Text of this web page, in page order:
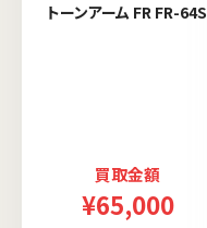
トーンアーム FR FR-64S
買取金額
¥65,000